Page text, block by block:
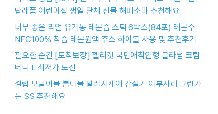
답례품 어린이집 생일 단체 선물 해피소마 추천해요
너무 좋은 리얼 유기농 레몬즙 스틱 6박스(84포) 레몬수
NFC100% 착즙 레몬원액 주스 하이볼 사용 및 추천후기
필요한 순간 [도착보장] 젤리캣 국민애착인형 블라썸 크림
버니 L 최저가 도전
셀럽 모달이불 봄이불 알러지케어 간절기 이부자리 그린가
든 SS 추천해요